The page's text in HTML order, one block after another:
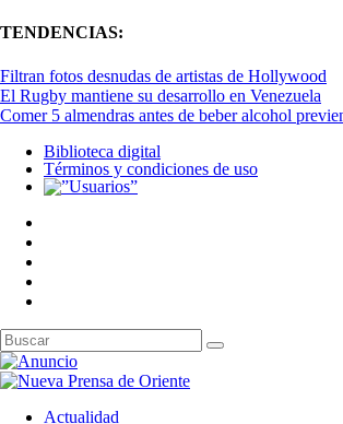
TENDENCIAS:
Filtran fotos desnudas de artistas de Hollywood
El Rugby mantiene su desarrollo en Venezuela
Comer 5 almendras antes de beber alcohol
Biblioteca digital
Términos y condiciones de uso
Actualidad